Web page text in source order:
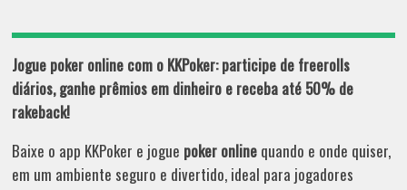
Jogue poker online com o KKPoker: participe de freerolls
diários, ganhe prêmios em dinheiro e receba até 50% de
rakeback!
Baixe o app KKPoker e jogue poker online quando e onde quiser,
em um ambiente seguro e divertido, ideal para jogadores